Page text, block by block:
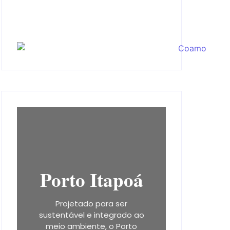
Porto Itapoá
Projetado para ser
sustentável e integrado ao
meio ambiente, o Porto